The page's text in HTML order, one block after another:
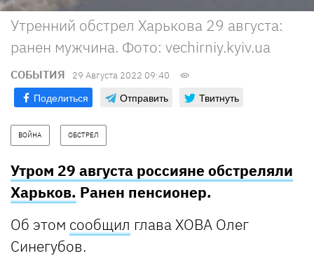
Утренний обстрел Харькова 29 августа:
ранен мужчина. Фото: vechirniy.kyiv.ua
СОБЫТИЯ 29 Августа 2022 09:40
Поделиться Отправить Твитнуть
ВОЙНА ОБСТРЕЛ
Утром 29 августа россияне обстреляли
Харьков. Ранен пенсионер.
Об этом сообщил глава ХОВА Олег
Синегубов.